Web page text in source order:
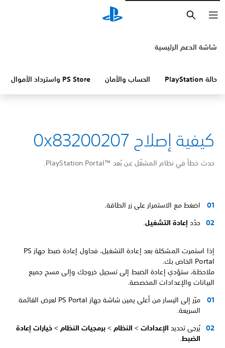
شاشة الدعم الرئيسية
حالة PlayStation الحساب والأمان PS Store واسترداد الأموال
كيفية إصلاح 0x83200207
حدث خطأ في نظام المشغّل عن بُعد PlayStation Portal™‎.
اضغط مع الاستمرار على زر الطاقة.
حدّد إعادة التشغيل.
إذا استمرت المشكلة بعد إعادة التشغيل، فحاول إعادة ضبط جهاز PS
Portal الخاص بك.
ملاحظة، ستؤدي إعادة الضبط إلى تسجيل خروجك وإلى مسح جميع
البيانات والإعدادات المخصصة.
مرّر إلى اليسار من أعلى يمين شاشة جهاز PS Portal لعرض القائمة
السريعة.
يُرجى تحديد الإعدادات > النظام > برمجيات النظام > خيارات إعادة
الضبط.